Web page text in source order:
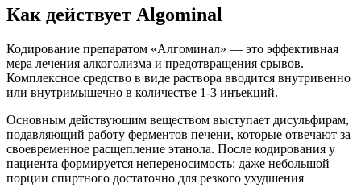
Как действует Algominal
Кодирование препаратом «Алгоминал» — это эффективная
мера лечения алкоголизма и предотвращения срывов.
Комплексное средство в виде раствора вводится внутривенно
или внутримышечно в количестве 1-3 инъекций.
Основным действующим веществом выступает дисульфирам,
подавляющий работу ферментов печени, которые отвечают за
своевременное расщепление этанола. После кодирования у
пациента формируется непереносимость: даже небольшой
порции спиртного достаточно для резкого ухудшения